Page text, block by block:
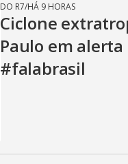
DO R7/HÁ 9 HORAS
Ciclone
Paulo em
#falabrasil